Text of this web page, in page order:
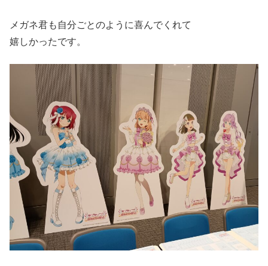
メガネ君も自分ごとのように喜んでくれて
嬉しかったです。